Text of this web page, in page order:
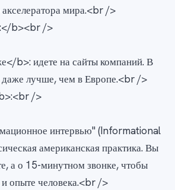
акселератора мира.<br />
b><br />
b>: идете на сайты компаний. В
лучше, чем в Европе.<br />
/>
интервью" (Informational
американская практика. Вы
а о 15-минутном звонке, чтобы
опыте человека.<br />